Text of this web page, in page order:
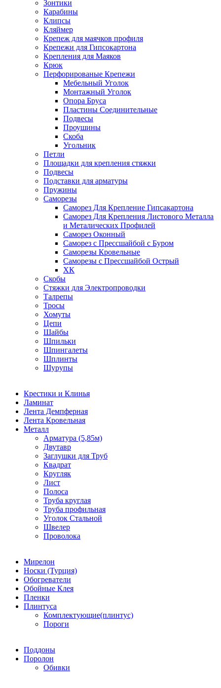
Зонтики
Карабины
Клипсы
Кляймер
Крепеж для маячков профиля
Крепежи для Гипсокартона
Крепления для Маяков
Крюк
Перфорированые Крепежи
Мебельный Уголок
Монтажный Уголок
Опора Бруса
Пластины Соединительные
Подвесы
Проушины
Скоба
Угольник
Петли
Площадки для крепления стяжки
Подвесы
Подставки для арматуры
Пружины
Саморезы
Саморез Для Крепление Гипсакартона
Саморез Для Крепления Листового Металла
и Металических Профилей
Саморез Оконный
Саморез с Прессшайбой с Буром
Саморезы Кровельные
Саморезы с Прессшайбой Острый
ХК
Скобы
Стяжки для Электропроводки
Талрепы
Тросы
Хомуты
Цепи
Шайбы
Шпильки
Шпингалеты
Шплинты
Шурупы
Крестики и Клинья
Ламинат
Лента Демпферная
Лента Кровельная
Металл
Арматура (5,85м)
Двутавр
Заглушки для Труб
Квадрат
Кругляк
Лист
Полоса
Труба круглая
Труба профильная
Уголок Стальной
Швелер
Проволока
Мирелон
Носки (Турция)
Обогреватели
Обойные Клея
Пленки
Плинтуса
Комплектующие(плинтус)
Пороги
Поддоны
Поролон
Обивки